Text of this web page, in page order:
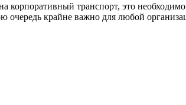
корпоративный транспорт, это
очередь крайне важно для любой